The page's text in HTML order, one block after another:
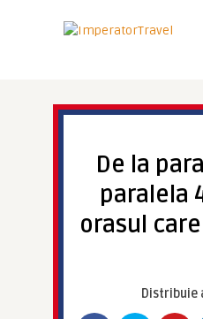
De la
paralela
orasul
Distribuie